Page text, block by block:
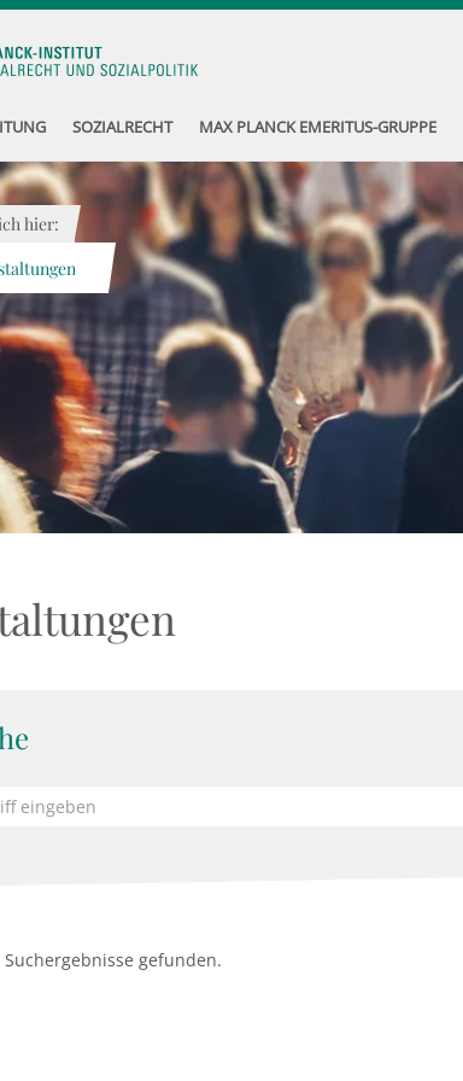
SOZIALRECHT MAX PLANCK EMERITUS-GRUPPE
hier:
gefunden.